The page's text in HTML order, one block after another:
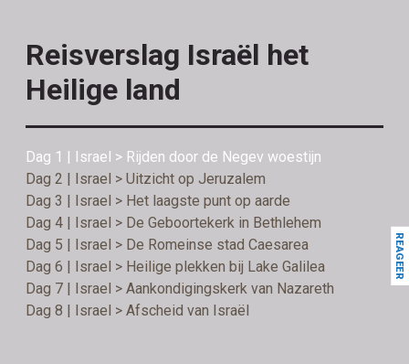
Reisverslag Israël het
Heilige land
Dag 1 | Israel > Rijden door de Negev woestijn
Dag 2 | Israel > Uitzicht op Jeruzalem
Dag 3 | Israel > Het laagste punt op aarde
Dag 4 | Israel > De Geboortekerk in Bethlehem
Dag 5 | Israel > De Romeinse stad Caesarea
Dag 6 | Israel > Heilige plekken bij Lake Galilea
Dag 7 | Israel > Aankondigingskerk van Nazareth
Dag 8 | Israel > Afscheid van Israël
REAGEER